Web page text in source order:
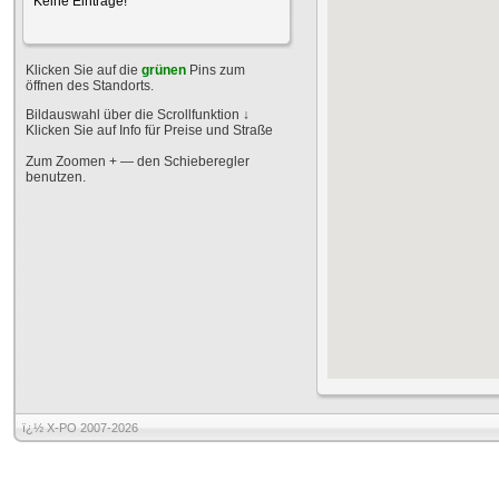
Klicken Sie auf die grünen Pins zum
öffnen des Standorts.
Bildauswahl über die Scrollfunktion ↓
Klicken Sie auf Info für Preise und Straße
Zum Zoomen + — den Schieberegler
benutzen.
ï¿½ X-PO 2007-2026